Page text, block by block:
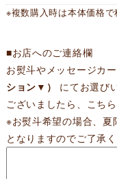
※複数購入時は本体価格で
■お店へのご連絡欄
お熨斗やメッセージカ
ション▼）
にてお選び
ございましたら、こち
※お熨斗希望の場合、
となりますのでご了承く